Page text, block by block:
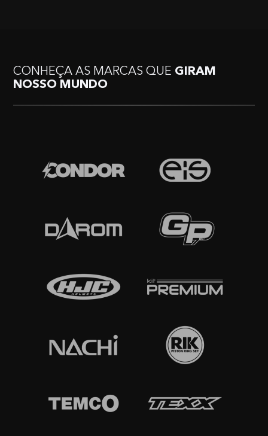
CONHEÇA AS MARCAS QUE GIRAM
NOSSO MUNDO